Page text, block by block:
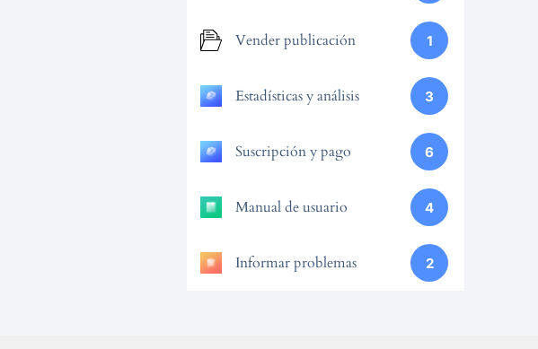
Vender publicación 1
Estadísticas y análisis 3
Suscripción y pago 6
Manual de usuario 4
Informar problemas 2